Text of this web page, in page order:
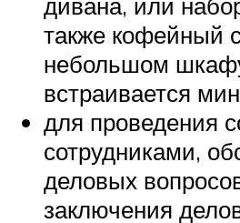
дивана, или
также кофейный
небольшом
встраивается
для проведения
сотрудниками,
деловых
заключения